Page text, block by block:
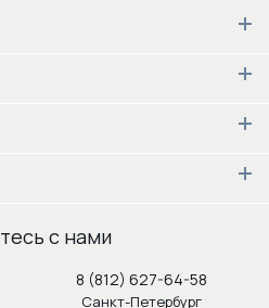
с нами
8 (812) 627-64-58
Санкт-Петербург